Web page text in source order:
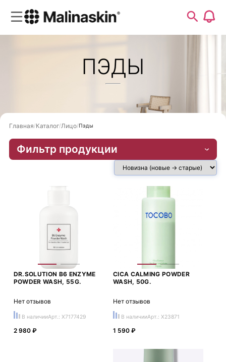
ПЭДЫ
Главная Каталог Лицо Пэды
Фильтр продукции
DR.SOLUTION B6 ENZYME
POWDER WASH, 55G.
Нет отзывов
В наличииАрт.: X7177429
2 980 ₽
CICA CALMING POWDER
WASH, 50G.
Нет отзывов
В наличииАрт.: X23871
1 590 ₽